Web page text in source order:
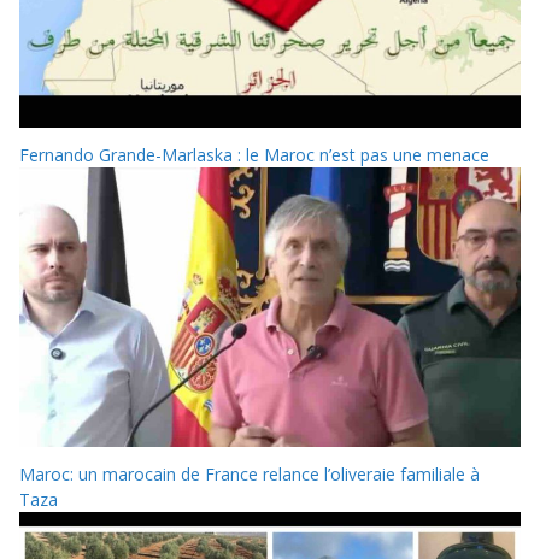
Fernando Grande-Marlaska : le Maroc n’est pas une menace
Maroc: un marocain de France relance l’oliveraie familiale à
Taza